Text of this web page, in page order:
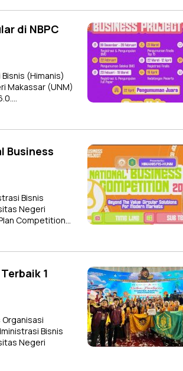
di NBPC
Bisnis (Himanis)
Makassar (UNM)
Business
Bisnis
Negeri
Competition…
1
Organisasi
Bisnis
Negeri